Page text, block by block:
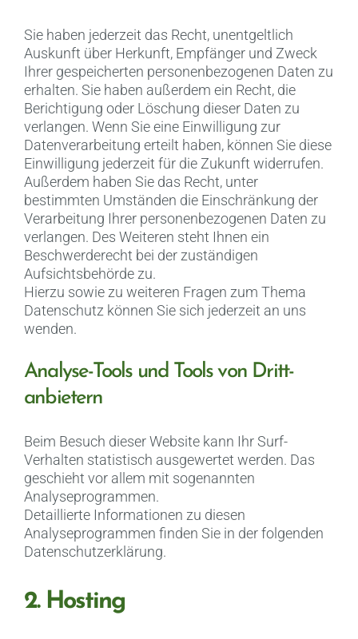
Sie haben jederzeit das Recht, unentgeltlich
Auskunft über Herkunft, Empfänger und Zweck
Ihrer gespeicherten personenbezogenen Daten zu
erhalten. Sie haben außerdem ein Recht, die
Berichtigung oder Löschung dieser Daten zu
verlangen. Wenn Sie eine Einwilligung zur
Datenverarbeitung erteilt haben, können Sie diese
Einwilligung jederzeit für die Zukunft widerrufen.
Außerdem haben Sie das Recht, unter
bestimmten Umständen die Einschränkung der
Verarbeitung Ihrer personenbezogenen Daten zu
verlangen. Des Weiteren steht Ihnen ein
Beschwerderecht bei der zuständigen
Aufsichtsbehörde zu.
Hierzu sowie zu weiteren Fragen zum Thema
Datenschutz können Sie sich jederzeit an uns
wenden.
Analyse-Tools und Tools von Dritt­
anbietern
Beim Besuch dieser Website kann Ihr Surf-
Verhalten statistisch ausgewertet werden. Das
geschieht vor allem mit sogenannten
Analyseprogrammen.
Detaillierte Informationen zu diesen
Analyseprogrammen finden Sie in der folgenden
Datenschutzerklärung.
2. Hosting